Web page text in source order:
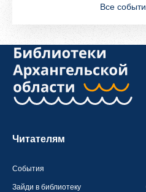
Все
Читателям
События
Зайди в библиотеку